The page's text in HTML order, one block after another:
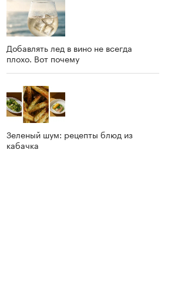
Добавлять лед в вино не всегда
плохо. Вот почему
Зеленый шум: рецепты блюд из
кабачка